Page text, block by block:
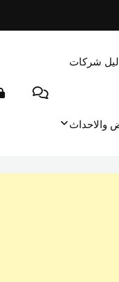
شركات
والاحداث